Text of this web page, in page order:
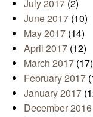
July 2017 (2)
June 2017 (10)
May 2017 (14)
April 2017 (12)
March 2017 (17)
February 2017
January 2017
December 2016